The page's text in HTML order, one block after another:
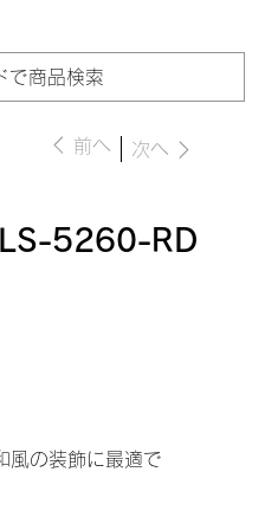
前へ 次へ
5260-RD
風の装飾に最適で